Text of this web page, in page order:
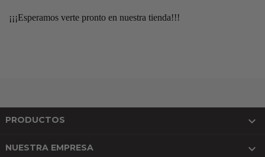
¡¡¡Esperamos verte pronto en nuestra tienda!!!
PRODUCTOS 
NUESTRA EMPRESA 